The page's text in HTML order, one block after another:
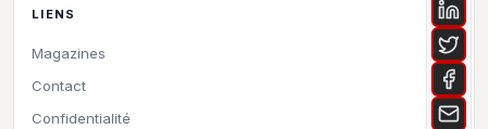
LIENS
Magazines
Contact
Confidentialité